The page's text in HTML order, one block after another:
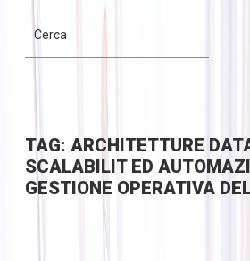
TAG: ARCHITETTURE
SCALABILIT ED
GESTIONE OPERATIVA